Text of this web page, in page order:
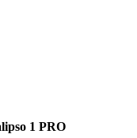
1 PRO